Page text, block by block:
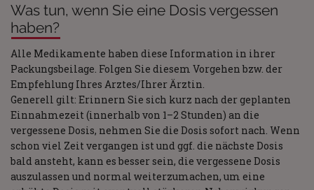
Was tun, wenn Sie eine Dosis vergessen
haben?
Alle Medikamente haben diese Information in ihrer
Packungsbeilage. Folgen Sie diesem Vorgehen bzw. der
Empfehlung Ihres Arztes/Ihrer Ärztin.
Generell gilt: Erinnern Sie sich kurz nach der geplanten
Einnahmezeit (innerhalb von 1–2 Stunden) an die
vergessene Dosis, nehmen Sie die Dosis sofort nach. Wenn
schon viel Zeit vergangen ist und ggf. die nächste Dosis
bald ansteht, kann es besser sein, die vergessene Dosis
auszulassen und normal weiterzumachen, um eine